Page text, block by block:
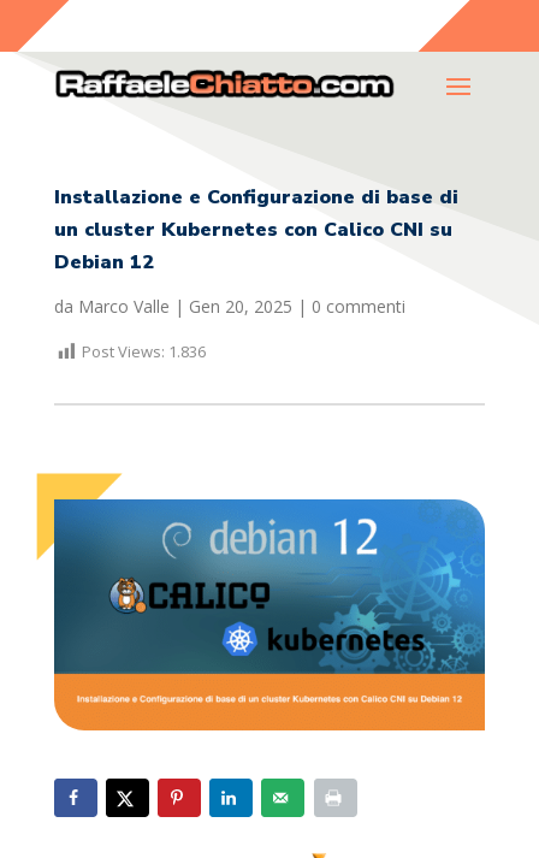
Installazione e Configurazione di base di
un cluster Kubernetes con Calico CNI su
Debian 12
da Marco Valle | Gen 20, 2025 | 0 commenti
Post Views: 1.836